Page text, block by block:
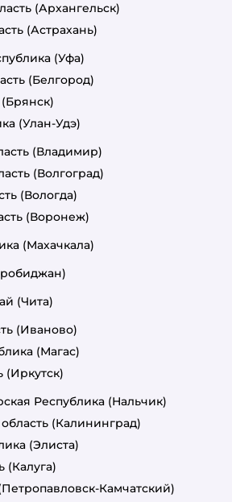
(Архангельск)
(Астрахань)
(Уфа)
(Белгород)
(Брянск)
(Улан-Удэ)
(Владимир)
(Волгоград)
(Вологда)
(Воронеж)
(Махачкала)
(Чита)
(Иваново)
(Магас)
(Иркутск)
Республика (Нальчик)
(Калининград)
(Элиста)
(Калуга)
Камчатский)